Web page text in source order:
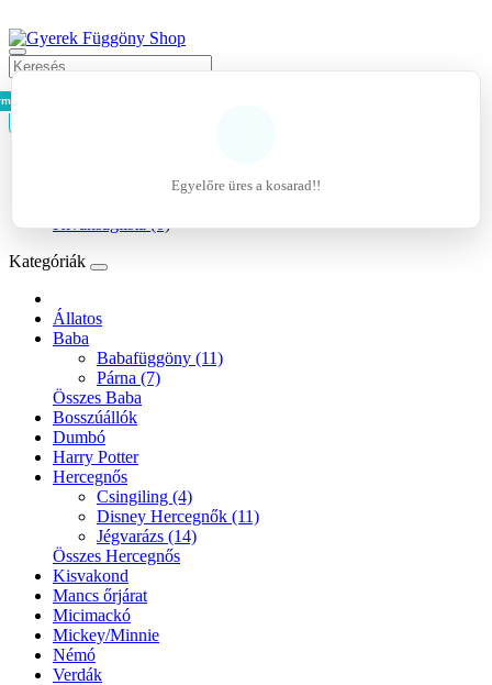
- 0Ft
Egyelőre üres a kosarad!!
Kívánságlista (0)
Kategóriák
Állatos
Baba
Babafüggöny (11)
Párna (7)
Összes Baba
Bosszúállók
Dumbó
Harry Potter
Hercegnős
Csingiling (4)
Disney Hercegnők (11)
Jégvarázs (14)
Összes Hercegnős
Kisvakond
Mancs őrjárat
Micimackó
Mickey/Minnie
Némó
Verdák